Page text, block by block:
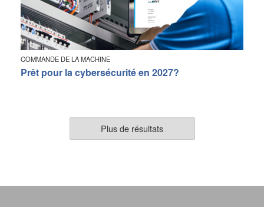
COMMANDE DE LA MACHINE
Prêt pour la cybersécurité en 2027?
Plus de résultats